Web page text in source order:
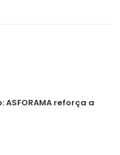
ASFORAMA reforça a